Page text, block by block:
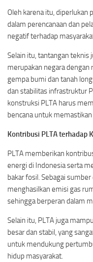
Oleh karena itu, diperlukan
dalam perencanaan dan
negatif terhadap
Selain itu, tantangan teknis
merupakan negara dengan
gempa bumi dan tanah
dan stabilitas infrastruktur
konstruksi PLTA harus
bencana untuk
Kontribusi PLTA terhadap
PLTA memberikan
energi di Indonesia serta
bakar fosil. Sebagai
menghasilkan emisi gas
sehingga berperan dalam
Selain itu, PLTA juga
besar dan stabil, yang
untuk mendukung
hidup masyarakat.